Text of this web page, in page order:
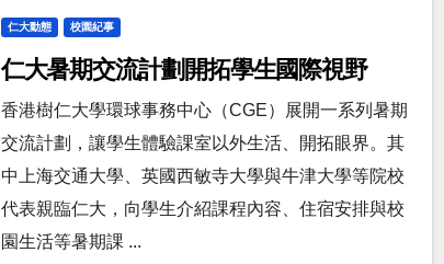
仁大動態 校園紀事
仁大暑期交流計劃開拓學生國際視野
香港樹仁大學環球事務中心（CGE）展開一系列暑期
交流計劃，讓學生體驗課室以外生活、開拓眼界。其
中上海交通大學、英國西敏寺大學與牛津大學等院校
代表親臨仁大，向學生介紹課程內容、住宿安排與校
園生活等暑期課 ...